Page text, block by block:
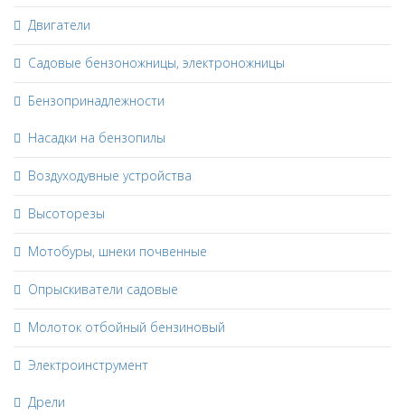
Двигатели
Садовые бензоножницы, электроножницы
Бензопринадлежности
Насадки на бензопилы
Воздуходувные устройства
Высоторезы
Мотобуры, шнеки почвенные
Опрыскиватели садовые
Молоток отбойный бензиновый
Электроинструмент
Дрели